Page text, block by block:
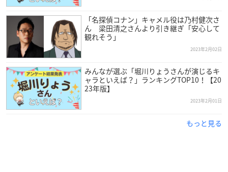
「名探偵コナン」キャメル役は乃村健次さ
ん 梁田清之さんより引き継ぎ「安心して
観れそう」
2023年2月02日
みんなが選ぶ「堀川りょうさんが演じるキ
ャラといえば？」ランキングTOP10！【20
23年版】
2023年2月01日
もっと見る